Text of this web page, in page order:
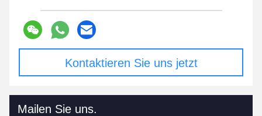
Kontaktieren Sie uns jetzt
Mailen Sie uns.